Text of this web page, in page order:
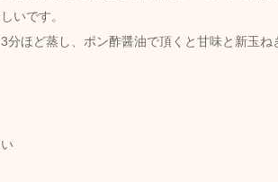
いです。
分ほど蒸し、ポン酢醤油で頂くと甘味と新玉ね